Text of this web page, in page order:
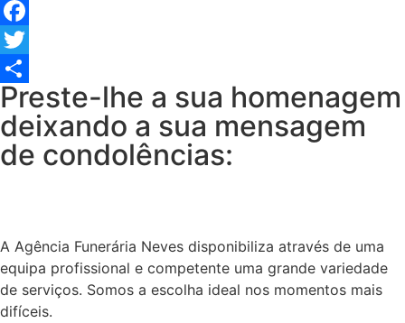
Facebook
Twitter
Share
Preste-lhe a sua homenagem
deixando a sua mensagem
de condolências:
A Agência Funerária Neves disponibiliza através de uma
equipa profissional e competente uma grande variedade
de serviços. Somos a escolha ideal nos momentos mais
difíceis.